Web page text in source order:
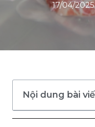
17/04/2025
Nội dung bài